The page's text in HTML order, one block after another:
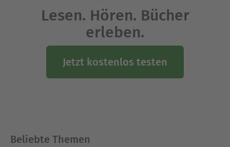
Lesen. Hören. Bücher
erleben.
Jetzt kostenlos testen
Beliebte Themen